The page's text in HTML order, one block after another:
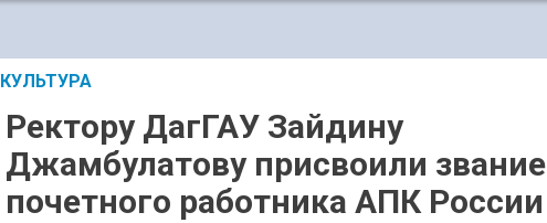
КУЛЬТУРА
Ректору ДагГАУ Зайдину
Джамбулатову присвоили звание
почетного работника АПК России